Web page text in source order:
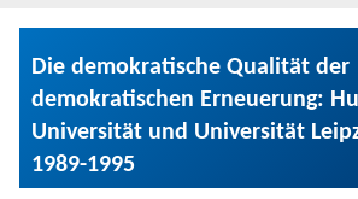
Die demokratische Qualität der
demokratischen Erneuerung:
Universität und Universität
1989-1995